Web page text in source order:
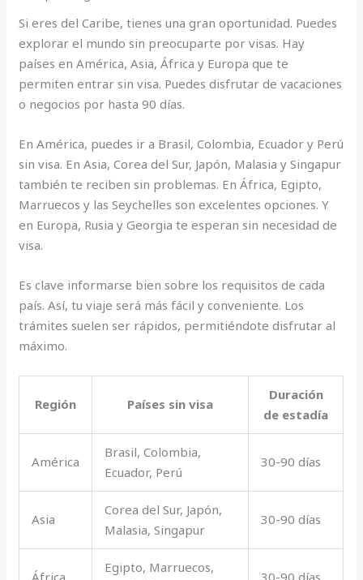
Si eres del Caribe, tienes una gran oportunidad. Puedes
explorar el mundo sin preocuparte por visas. Hay
países en América, Asia, África y Europa que te
permiten entrar sin visa. Puedes disfrutar de vacaciones
o negocios por hasta 90 días.
En América, puedes ir a Brasil, Colombia, Ecuador y Perú
sin visa. En Asia, Corea del Sur, Japón, Malasia y Singapur
también te reciben sin problemas. En África, Egipto,
Marruecos y las Seychelles son excelentes opciones. Y
en Europa, Rusia y Georgia te esperan sin necesidad de
visa.
Es clave informarse bien sobre los requisitos de cada
país. Así, tu viaje será más fácil y conveniente. Los
trámites suelen ser rápidos, permitiéndote disfrutar al
máximo.
Región Países sin visa
Duración
de estadía
América
Brasil, Colombia,
Ecuador, Perú
30-90 días
Asia
Corea del Sur, Japón,
Malasia, Singapur
30-90 días
África
Egipto, Marruecos,
30-90 días